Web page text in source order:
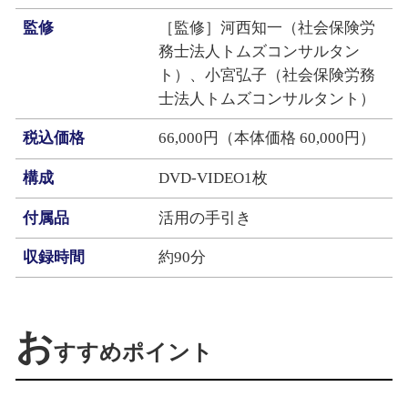
監修
［監修］河西知一（社会保険労
務士法人トムズコンサルタン
ト）、小宮弘子（社会保険労務
士法人トムズコンサルタント）
税込価格 66,000円（本体価格 60,000円）
構成 DVD-VIDEO1枚
付属品 活用の手引き
収録時間 約90分
おすすめポイント